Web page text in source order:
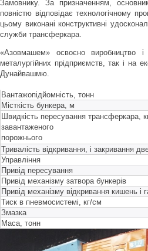
Замовнику. За призначенням,
повністю відповідає технологічному
цьому виконані конструктивні
служби трансферкара.
«Азовмашем» освоєно виробництво
металургійних прідприємств, так і на
Дунайвашмю.
Вантажопідйомність, тонн
Місткість бункера, м
Швидкість пересування трансферкара,
завантаженого
порожнього
Тривалість відкривання, і закривання
Управління
Привід пересування
Привід механізму затвора бункерів
Привід механізму відкривання кишень і
Тиск в пневмосистемі, кг/см
Змазка
Маса, тонн